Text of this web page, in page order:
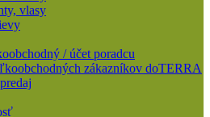
vlasy
/ účet poradcu
zákazníkov doTERRA